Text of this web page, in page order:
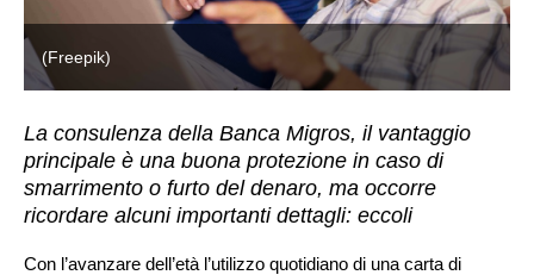
(Freepik)
La consulenza della Banca Migros, il vantaggio
principale è una buona protezione in caso di
smarrimento o furto del denaro, ma occorre
ricordare alcuni importanti dettagli: eccoli
Con l’avanzare dell’età l’utilizzo quotidiano di una carta di